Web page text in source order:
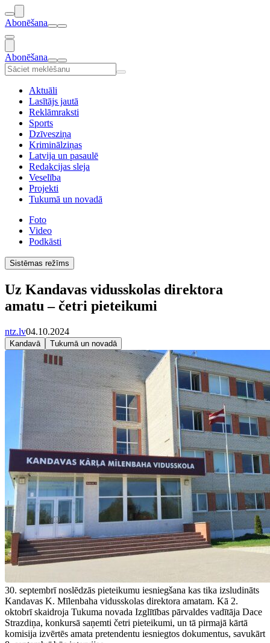
Abonēšana
Abonēšana
Aktuāli
Lasītājs jautā
Reklāmraksti
Sports
Dzīvesziņa
Kriminālziņas
Latvija un pasaulē
Redakcijas sleja
Veselība
Projekti
Tukumā un novadā
Foto
Video
Podkāsti
Sistēmas režīms
Uz Kandavas vidusskolas direktora
amatu – četri pieteikumi
ntz.lv04.10.2024
Kandavā Tukumā un novadā
30. septembrī noslēdzās pieteikumu iesniegšana kas tika izsludināts
Kandavas K. Mīlenbaha vidusskolas direktora amatam. Kā 2.
oktobrī skaidroja Tukuma novada Izglītības pārvaldes vadītāja Dace
Strazdiņa, konkursā saņemti četri pieteikumi, un tā pirmajā kārtā
komisija izvērtēs amata pretendentu iesniegtos dokumentus, savukārt